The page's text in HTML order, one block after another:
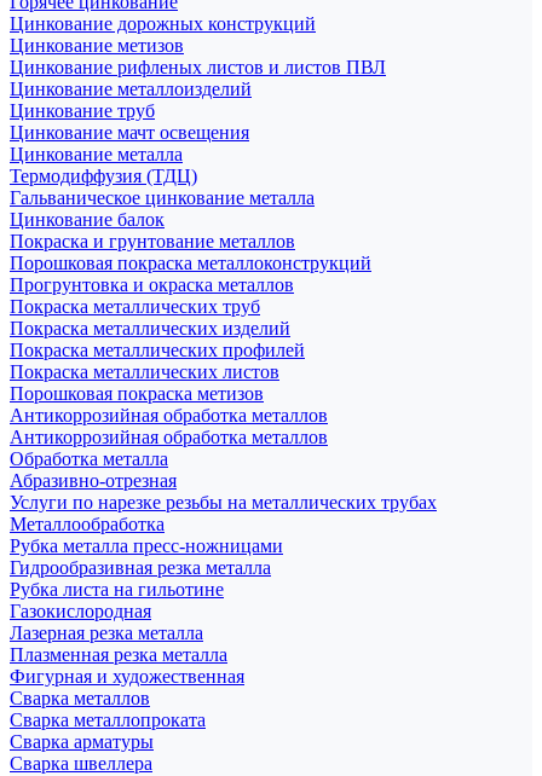
Цинкование дорожных конструкций
Цинкование метизов
Цинкование рифленых листов и листов ПВЛ
Цинкование металлоизделий
Цинкование труб
Цинкование мачт освещения
Цинкование металла
Термодиффузия (ТДЦ)
Гальваническое цинкование металла
Цинкование балок
Покраска и грунтование металлов
Порошковая покраска металлоконструкций
Прогрунтовка и окраска металлов
Покраска металлических труб
Покраска металлических изделий
Покраска металлических профилей
Покраска металлических листов
Порошковая покраска метизов
Антикоррозийная обработка металлов
Антикоррозийная обработка металлов
Обработка металла
Абразивно-отрезная
Услуги по нарезке резьбы на металлических трубах
Металлообработка
Рубка металла пресс-ножницами
Гидрообразивная резка металла
Рубка листа на гильотине
Газокислородная
Лазерная резка металла
Плазменная резка металла
Фигурная и художественная
Сварка металлов
Сварка металлопроката
Сварка арматуры
Сварка швеллера